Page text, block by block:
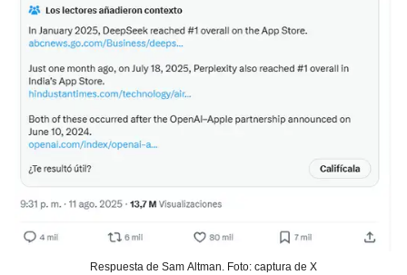
Respuesta de Sam Altman. Foto: captura de X